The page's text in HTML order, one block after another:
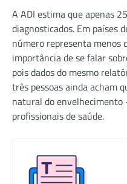
A ADI estima que apenas
diagnosticados. Em países
número representa menos
importância de se falar
pois dados do mesmo
três pessoas ainda acham
natural do envelhecimento
profissionais de saúde.